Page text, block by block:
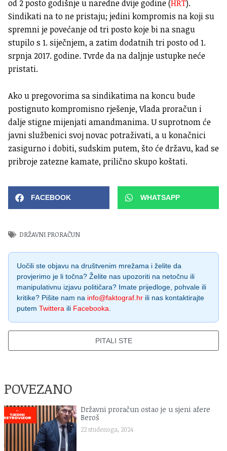
od 2 posto godišnje u naredne dvije godine (HRT).
Sindikati na to ne pristaju; jedini kompromis na koji su
spremni je povećanje od tri posto koje bi na snagu
stupilo s 1. siječnjem, a zatim dodatnih tri posto od 1.
srpnja 2017. godine. Tvrde da na daljnje ustupke neće
pristati.
Ako u pregovorima sa sindikatima na koncu bude
postignuto kompromisno rješenje, Vlada proračun i
dalje stigne mijenjati amandmanima. U suprotnom će
javni službenici svoj novac potraživati, a u konačnici
zasigurno i dobiti, sudskim putem, što će državu, kad se
pribroje zatezne kamate, prilično skupo koštati.
FACEBOOK WHATSAPP
DRŽAVNI PRORAČUN
Uočili ste objavu na društvenim mrežama i želite da
provjerimo je li točna? Želite nas upozoriti na netočnu ili
manipulativnu izjavu političara? Imate prijedloge, pohvale ili
kritike? Pišite nam na info@faktograf.hr ili nas kontaktirajte
putem Twittera ili Facebooka
PITALI STE
POVEZANO
Državni proračun ostao je u sjeni afere
Beroš
22 studenoga, 2024